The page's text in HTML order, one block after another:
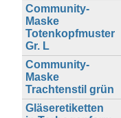
Community-
Maske
Totenkopfmuster
Gr. L
Community-
Maske
Trachtenstil grün
Gläseretiketten